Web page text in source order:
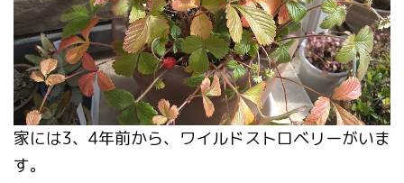
家には3、4年前から、ワイルドストロベリーがいま
す。